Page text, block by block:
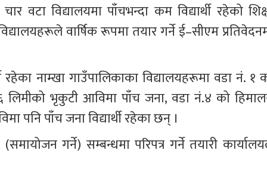
वटा विद्यालयमा पाँचभन्दा कम विद्यार्थी रहेको
वार्षिक रूपमा तयार गर्ने ई–सीएम
नाम्खा गाउँपालिकाका विद्यालयहरूमा वडा नं. १
लिमीको भृकुटी आविमा पाँच जना, वडा नं.४ को
पनि पाँच जना विद्यार्थी रहेका छन् ।
गर्ने) सम्बन्धमा परिपत्र गर्ने तयारी